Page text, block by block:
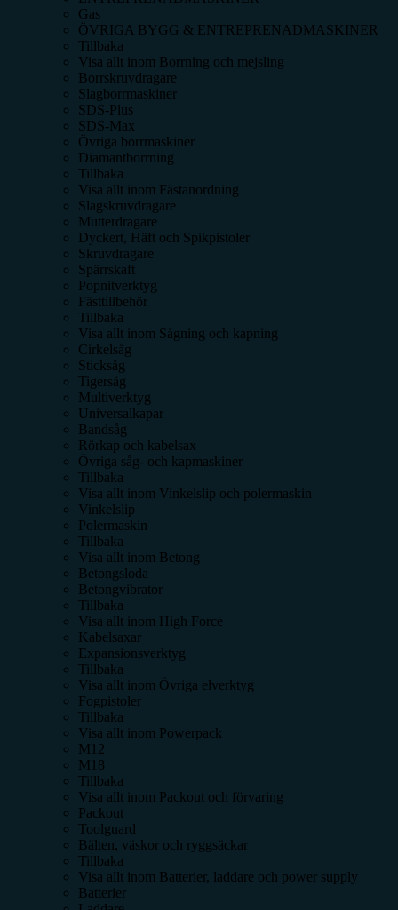
Gas
ÖVRIGA BYGG & ENTREPRENADMASKINER
Tillbaka
Visa allt inom Borrning och mejsling
Borrskruvdragare
Slagborrmaskiner
SDS-Plus
SDS-Max
Övriga borrmaskiner
Diamantborrning
Tillbaka
Visa allt inom Fästanordning
Slagskruvdragare
Mutterdragare
Dyckert, Häft och Spikpistoler
Skruvdragare
Spärrskaft
Popnitverktyg
Fästtillbehör
Tillbaka
Visa allt inom Sågning och kapning
Cirkelsåg
Sticksåg
Tigersåg
Multiverktyg
Universalkapar
Bandsåg
Rörkap och kabelsax
Övriga såg- och kapmaskiner
Tillbaka
Visa allt inom Vinkelslip och polermaskin
Vinkelslip
Polermaskin
Tillbaka
Visa allt inom Betong
Betongsloda
Betongvibrator
Tillbaka
Visa allt inom High Force
Kabelsaxar
Expansionsverktyg
Tillbaka
Visa allt inom Övriga elverktyg
Fogpistoler
Tillbaka
Visa allt inom Powerpack
M12
M18
Tillbaka
Visa allt inom Packout och förvaring
Packout
Toolguard
Bälten, väskor och ryggsäckar
Tillbaka
Visa allt inom Batterier, laddare och power supply
Batterier